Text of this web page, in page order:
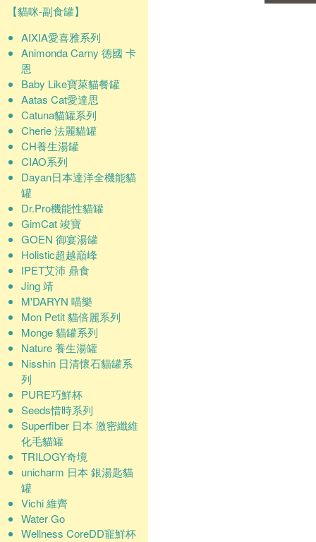
【貓咪-副食罐】
AIXIA愛喜雅系列
Animonda Carny 德國 卡
恩
Baby Like寶萊貓餐罐
Aatas Cat愛達思
Catuna貓罐系列
Cherie 法麗貓罐
CH養生湯罐
CIAO系列
Dayan日本達洋全機能貓
罐
Dr.Pro機能性貓罐
GimCat 竣寶
GOEN 御宴湯罐
Holistic超越巔峰
IPET艾沛 鼎食
Jing 靖
M'DARYN 喵樂
Mon Petit 貓倍麗系列
Monge 貓罐系列
Nature 養生湯罐
Nisshin 日清懷石貓罐系
列
PURE巧鮮杯
Seeds惜時系列
Superfiber 日本 激密纖維
化毛貓罐
TRILOGY奇境
unicharm 日本 銀湯匙貓
罐
Vichi 維齊
Water Go
Wellness CoreDD寵鮮杯